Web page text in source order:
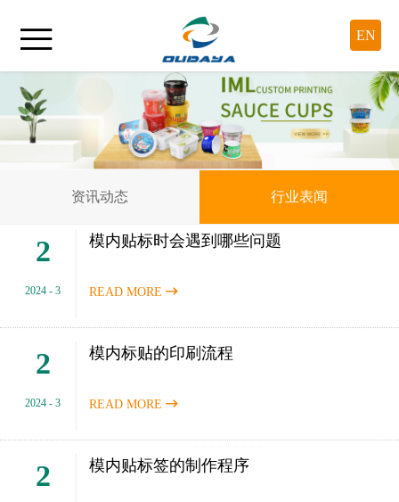
 EN
资讯动态 行业表闻
2
2024 - 3
模内贴标时会遇到哪些问题
READ MORE 
2
2024 - 3
模内标贴的印刷流程
READ MORE 
2 模内贴标签的制作程序